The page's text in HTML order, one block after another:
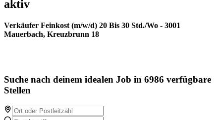
aktiv
Verkäufer Feinkost (m/w/d) 20 Bis 30 Std./Wo - 3001
Mauerbach, Kreuzbrunn 18
Suche nach deinem idealen Job in 6986 verfügbare
Stellen